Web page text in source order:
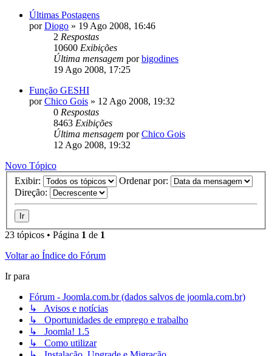
Últimas Postagens
porDiogo » 19 Ago 2008, 16:46
2 Respostas
10600 Exibições
Última mensagem porbigodines
19 Ago 2008, 17:25
Função GESHI
porChico Gois » 12 Ago 2008, 19:32
0 Respostas
8463 Exibições
Última mensagem porChico Gois
12 Ago 2008, 19:32
Novo Tópico
Exibir:
Ordenar por:
Direção:
23 tópicos • Página 1 de 1
Voltar ao Índice do Fórum
Ir para
Fórum - Joomla.com.br (dados salvos de joomla.com.br)
↳ Avisos e notícias
↳ Oportunidades de emprego e trabalho
↳ Joomla! 1.5
↳ Como utilizar